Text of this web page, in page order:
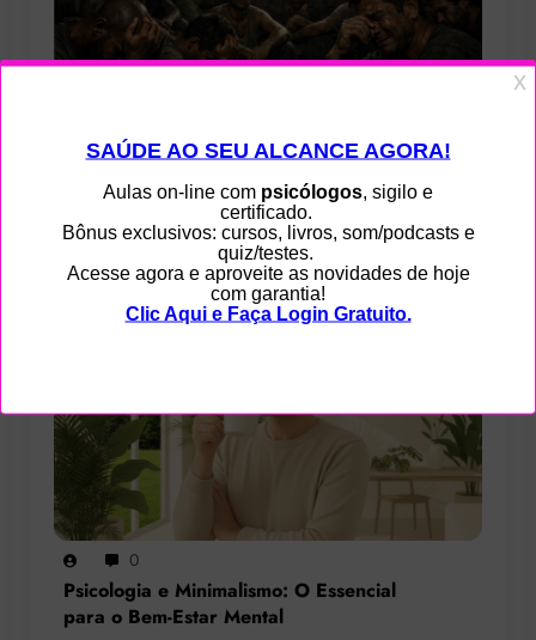
0
Feminicídio no Brasil: consequências
legais, sociais e prisionais para os
condenados por esse crime hediondo
0
Psicologia e Minimalismo: O Essencial
para o Bem-Estar Mental